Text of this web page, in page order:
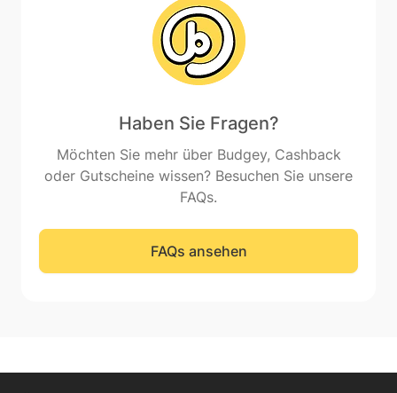
Haben Sie Fragen?
Möchten Sie mehr über Budgey, Cashback
oder Gutscheine wissen? Besuchen Sie unsere
FAQs.
FAQs ansehen